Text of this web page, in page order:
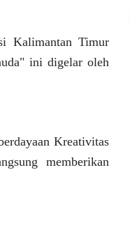
Kalimantan Timur
ini digelar oleh
Kreativitas
memberikan